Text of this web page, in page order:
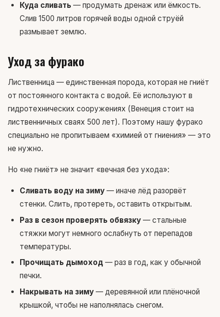
Куда сливать — продумать дренаж или ёмкость.
Слив 1500 литров горячей воды одной струёй
размывает землю.
Уход за фурако
Лиственница — единственная порода, которая не гниёт
от постоянного контакта с водой. Её используют в
гидротехнических сооружениях (Венеция стоит на
лиственничных сваях 500 лет). Поэтому нашу фурако
специально не пропитываем «химией от гниения» — это
не нужно.
Но «не гниёт» не значит «вечная без ухода»:
Сливать воду на зиму — иначе лёд разорвёт
стенки. Слить, протереть, оставить открытым.
Раз в сезон проверять обвязку — стальные
стяжки могут немного ослабнуть от перепадов
температуры.
Прочищать дымоход — раз в год, как у обычной
печки.
Накрывать на зиму — деревянной или плёночной
крышкой, чтобы не наполнялась снегом.